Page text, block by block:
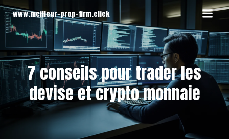
au
contenu
www.meilleur-prop-firm.click
7 conseils pour trader les
devise et crypto monnaie